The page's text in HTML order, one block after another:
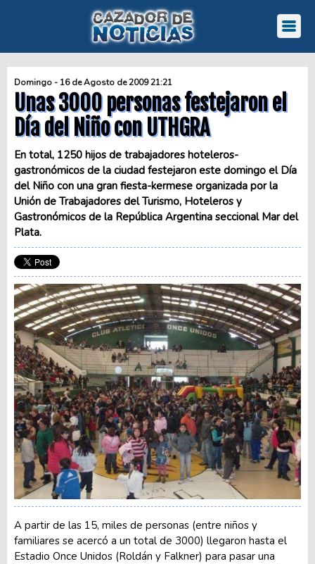
Domingo - 16 de Agosto de 2009 21:21
Unas 3000 personas festejaron el
Día del Niño con UTHGRA
En total, 1250 hijos de trabajadores hoteleros-
gastronómicos de la ciudad festejaron este domingo el Día
del Niño con una gran fiesta-kermese organizada por la
Unión de Trabajadores del Turismo, Hoteleros y
Gastronómicos de la República Argentina seccional Mar del
Plata.
A partir de las 15, miles de personas (entre niños y
familiares se acercó a un total de 3000) llegaron hasta el
Estadio Once Unidos (Roldán y Falkner) para pasar una